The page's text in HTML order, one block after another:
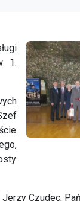
1.
Czudec,